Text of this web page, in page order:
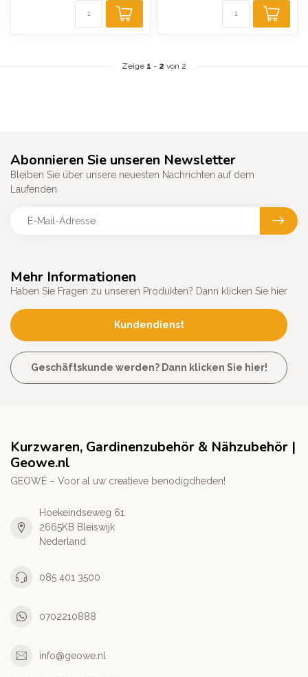
Zeige 1 - 2 von 2
Mehr Informationen
Haben Sie Fragen zu unseren Produkten? Dann klicken Sie hier
Kundendienst
Geschäftskunde werden? Dann klicken Sie hier!
Abonnieren Sie unseren Newsletter
Bleiben Sie über unsere neuesten Nachrichten auf dem
Laufenden
Kurzwaren, Gardinenzubehör & Nähzubehör |
Geowe.nl
GEOWÉ – Voor al uw creatieve benodigdheden!
Hoekeindseweg 61
2665KB Bleiswijk
Nederland
085 401 3500
0702210888
info@geowe.nl